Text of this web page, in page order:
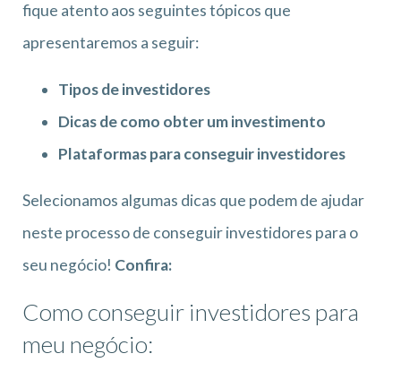
fique atento aos seguintes tópicos que
apresentaremos a seguir:
Tipos de investidores
Dicas de como obter um investimento
Plataformas para conseguir investidores
Selecionamos algumas dicas que podem de ajudar
neste processo de conseguir investidores para o
seu negócio! Confira:
Como conseguir investidores para
meu negócio: